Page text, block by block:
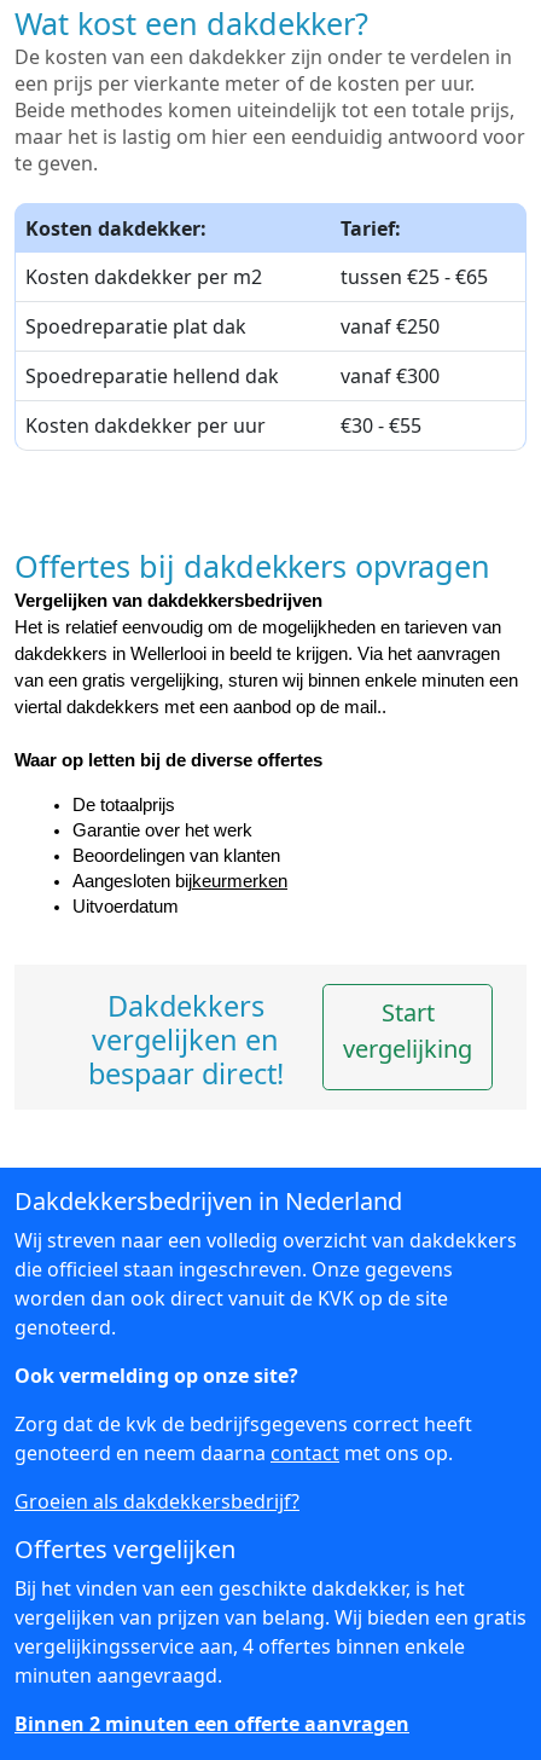
Wat kost een dakdekker?
De kosten van een dakdekker zijn onder te verdelen in
een prijs per vierkante meter of de kosten per uur.
Beide methodes komen uiteindelijk tot een totale prijs,
maar het is lastig om hier een eenduidig antwoord voor
te geven.
Kosten dakdekker:
Tarief:
Kosten dakdekker per m2
tussen €25 - €65
Spoedreparatie plat dak
vanaf €250
Spoedreparatie hellend dak
vanaf €300
Kosten dakdekker per uur
€30 - €55
Offertes bij dakdekkers opvragen
Vergelijken van dakdekkersbedrijven
Het is relatief eenvoudig om de mogelijkheden en tarieven van
dakdekkers in Wellerlooi in beeld te krijgen. Via het aanvragen
van een gratis vergelijking, sturen wij binnen enkele minuten een
viertal dakdekkers met een aanbod op de mail..
Waar op letten bij de diverse offertes
De totaalprijs
Garantie over het werk
Beoordelingen van klanten
Aangesloten bijkeurmerken
Uitvoerdatum
Dakdekkers
vergelijken en
bespaar direct!
Start
vergelijking
Dakdekkersbedrijven in Nederland
Wij streven naar een volledig overzicht van dakdekkers
die officieel staan ingeschreven. Onze gegevens
worden dan ook direct vanuit de KVK op de site
genoteerd.
Ook vermelding op onze site?
Zorg dat de kvk de bedrijfsgegevens correct heeft
genoteerd en neem daarna contact met ons op.
Groeien als dakdekkersbedrijf?
Offertes vergelijken
Bij het vinden van een geschikte dakdekker, is het
vergelijken van prijzen van belang. Wij bieden een gratis
vergelijkingsservice aan, 4 offertes binnen enkele
minuten aangevraagd.
Binnen 2 minuten een offerte aanvragen